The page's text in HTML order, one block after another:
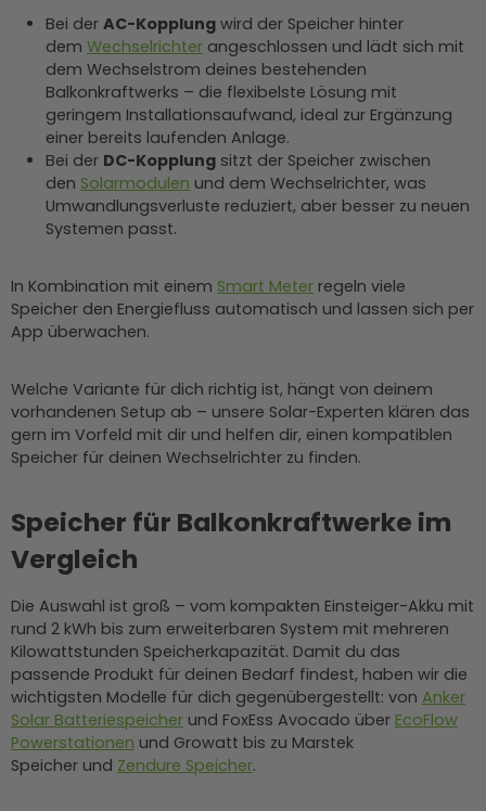
Bei der AC-Kopplung wird der Speicher hinter
dem Wechselrichter angeschlossen und lädt sich mit
dem Wechselstrom deines bestehenden
Balkonkraftwerks – die flexibelste Lösung mit
geringem Installationsaufwand, ideal zur Ergänzung
einer bereits laufenden Anlage.
Bei der DC-Kopplung sitzt der Speicher zwischen
den Solarmodulen und dem Wechselrichter, was
Umwandlungsverluste reduziert, aber besser zu neuen
Systemen passt.
In Kombination mit einem Smart Meter regeln viele
Speicher den Energiefluss automatisch und lassen sich per
App überwachen.
Welche Variante für dich richtig ist, hängt von deinem
vorhandenen Setup ab – unsere Solar-Experten klären das
gern im Vorfeld mit dir und helfen dir, einen kompatiblen
Speicher für deinen Wechselrichter zu finden.
Speicher für Balkonkraftwerke im
Vergleich
Die Auswahl ist groß – vom kompakten Einsteiger-Akku mit
rund 2 kWh bis zum erweiterbaren System mit mehreren
Kilowattstunden Speicherkapazität. Damit du das
passende Produkt für deinen Bedarf findest, haben wir die
wichtigsten Modelle für dich gegenübergestellt: von Anker
Solar Batteriespeicher und FoxEss Avocado über EcoFlow
Powerstationen und Growatt bis zu Marstek
Speicher und Zendure Speicher.